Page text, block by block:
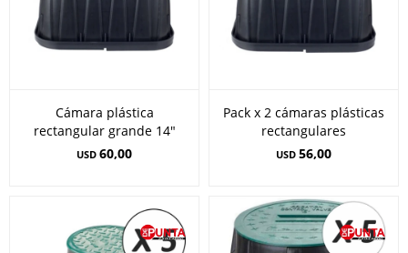
Cámara plástica
rectangular grande 14"
USD 60,00
Pack x 2 cámaras plásticas
rectangulares
USD 56,00